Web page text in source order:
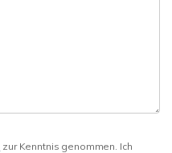
zur Kenntnis genommen. Ich